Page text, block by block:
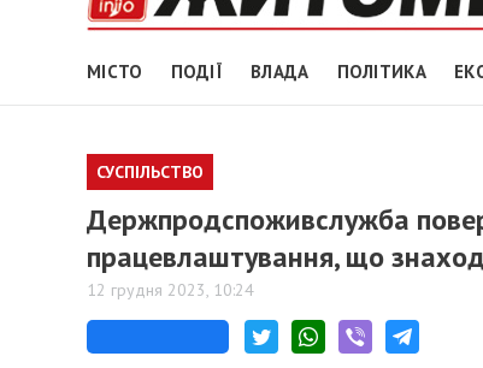
МІСТО ПОДІЇ ВЛАДА ПОЛІТИКА
СУСПІЛЬСТВО
Держпродспоживслужба
працевлаштування, що
12 грудня 2023, 10:24